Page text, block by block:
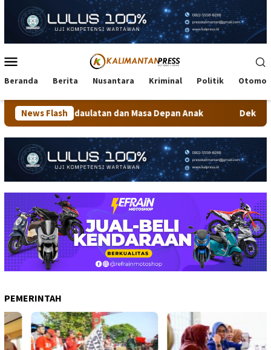
konten
Mobile
Beranda Berita Nusantara Kriminal Politik
News Flash
dan Masa Depan Anak Dekranasda Tarakan
PEMERINTAH